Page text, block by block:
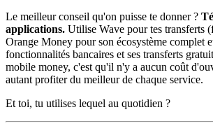
Le meilleur conseil qu'on puisse te donner ?
applications. Utilise Wave pour tes transferts
Orange Money pour son écosystème complet
fonctionnalités bancaires et ses transferts
mobile money, c'est qu'il n'y a aucun coût
autant profiter du meilleur de chaque service.
Et toi, tu utilises lequel au quotidien ?